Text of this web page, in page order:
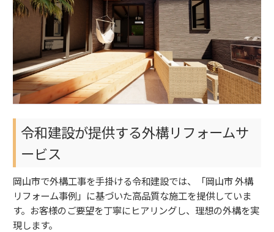
令和建設が提供する外構リフォームサ
ービス
岡山市で外構工事を手掛ける令和建設では、「岡山市 外構
リフォーム事例」に基づいた高品質な施工を提供していま
す。お客様のご要望を丁寧にヒアリングし、理想の外構を実
現します。